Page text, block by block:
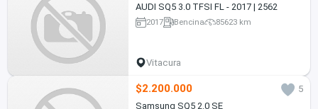
AUDI SQ5 3.0 TFSI FL - 2017 | 2562
2017 Bencina 85623 km
Vitacura
$2.200.000
5
Samsung SQ5 2.0 SE